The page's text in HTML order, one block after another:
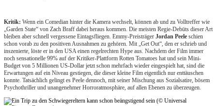
Kritik: Wenn ein Comedian hinter die Kamera wechselt, können ab und zu Volltreffer wie
„Garden State“ von Zach Braff dabei heraus kommen. Die meisten Regie-Debüts dieser Art
bleiben aber schnell vergessene Eintagsfliegen. Emmy-Preisträger Jordan Peele schien
schon vorab zu den positiven Ausnahmen zu gehören. Mit „Get Out“, den er schrieb und
inszenierte, löste er in den USA einen regelrechten Hype aus. Nachdem der Film immer
noch sensationelle 99% auf der Kritiker-Plattform Rotten Tomatoes hat und sein Mini-
Budget von 5 Millionen US-Dollar jetzt schon mehrfach wieder eingespielt hat, sind die
Erwartungen auf ein Niveau gestiegen, die dieser kleine Film eigentlich nur enttäuschen
konnte. Tatsächlich gelingt es Peele dennoch, mit seiner Mischung aus Sozialsatire, bösem
Psychothriller und unangenehmer Horroratmosphäre, auf allen Ebenen zu überzeugen.